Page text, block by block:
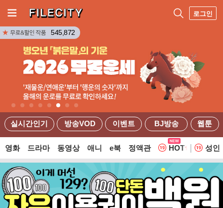
로그인
실시간인기 방송VOD 이벤트 BJ방송 웹툰
545,872
영화 드라마 동영상 애니 e북 정액관 HOT 웹
성인